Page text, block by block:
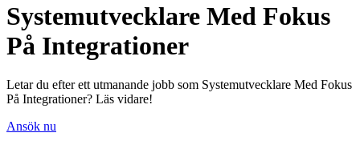
Systemutvecklare Med Fokus
På Integrationer
Letar du efter ett utmanande jobb som Systemutvecklare Med Fokus
På Integrationer? Läs vidare!
Ansök nu